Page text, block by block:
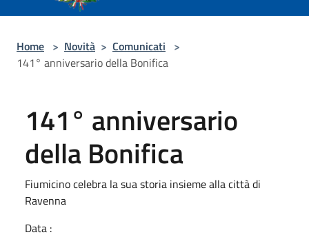
Home > Novità > Comunicati >
141° anniversario della Bonifica
141° anniversario
della Bonifica
Fiumicino celebra la sua storia insieme alla città di
Ravenna
Data :